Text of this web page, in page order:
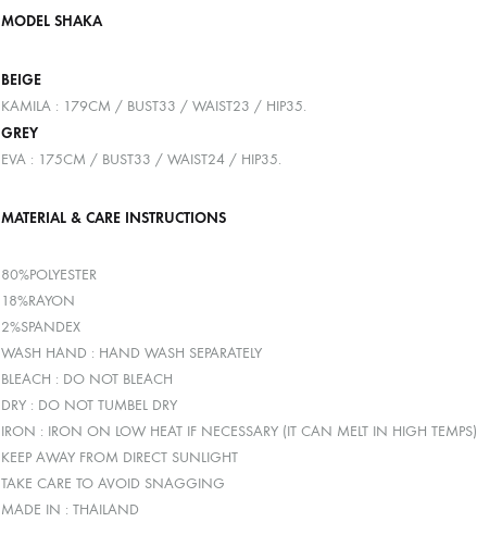
MODEL SHAKA
BEIGE
KAMILA : 179CM / BUST33 / WAIST23 / HIP35.
GREY
EVA : 175CM / BUST33 / WAIST24 / HIP35.
MATERIAL & CARE INSTRUCTIONS
80%POLYESTER
18%RAYON
2%SPANDEX
WASH HAND : HAND WASH SEPARATELY
BLEACH : DO NOT BLEACH
DRY : DO NOT TUMBEL DRY
IRON : IRON ON LOW HEAT IF NECESSARY (IT CAN MELT IN HIGH TEMPS)
KEEP AWAY FROM DIRECT SUNLIGHT
TAKE CARE TO AVOID SNAGGING
MADE IN : THAILAND